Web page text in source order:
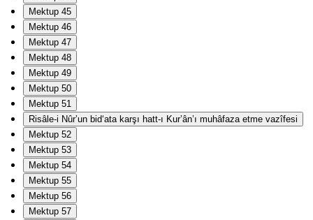
Mektup 45
Mektup 46
Mektup 47
Mektup 48
Mektup 49
Mektup 50
Mektup 51
Risâle-i Nûr’un bid‘ata karşı hatt-ı Kur’ân’ı muhâfaza etme vazîfesi
Mektup 52
Mektup 53
Mektup 54
Mektup 55
Mektup 56
Mektup 57